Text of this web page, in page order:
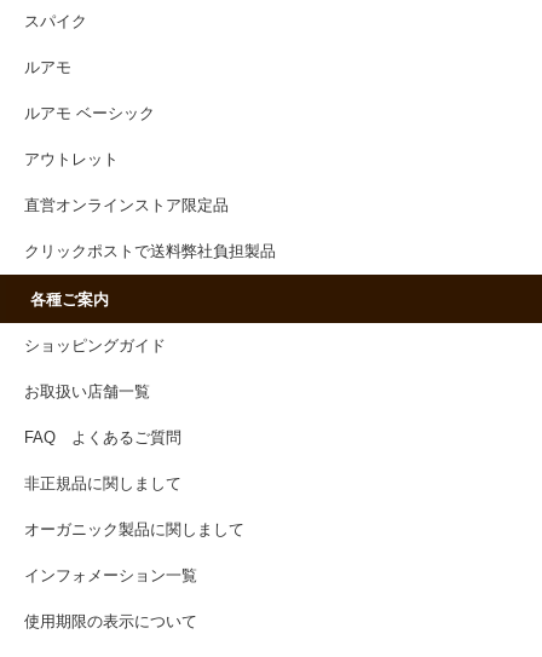
スパイク
ルアモ
ルアモ ベーシック
アウトレット
直営オンラインストア限定品
クリックポストで送料弊社負担製品
各種ご案内
ショッピングガイド
お取扱い店舗一覧
FAQ よくあるご質問
非正規品に関しまして
オーガニック製品に関しまして
インフォメーション一覧
使用期限の表示について